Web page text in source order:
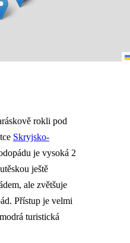
rokli pod
Skryjsko-
je vysoká 2
ještě
ale zvětšuje
Přístup je velmi
turistická